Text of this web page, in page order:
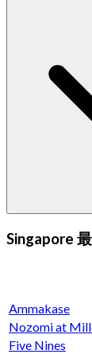
Singapore
Ammakase
Nozomi at
Five Nines